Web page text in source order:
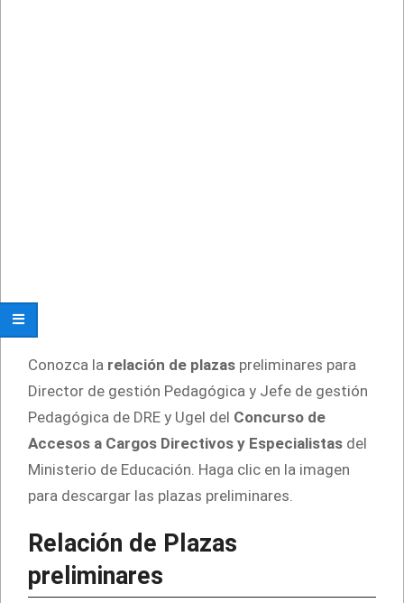
Conozca la relación de plazas preliminares para
Director de gestión Pedagógica y Jefe de gestión
Pedagógica de DRE y Ugel del Concurso de
Accesos a Cargos Directivos y Especialistas del
Ministerio de Educación. Haga clic en la imagen
para descargar las plazas preliminares.
Relación de Plazas
preliminares